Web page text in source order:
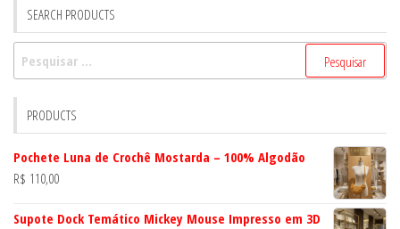
SEARCH PRODUCTS
PRODUCTS
Pochete Luna de Crochê Mostarda – 100% Algodão
R$ 110,00
Supote Dock Temático Mickey Mouse Impresso em 3D